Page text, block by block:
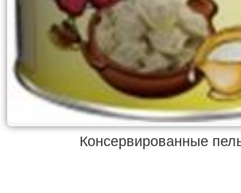
Консервированные